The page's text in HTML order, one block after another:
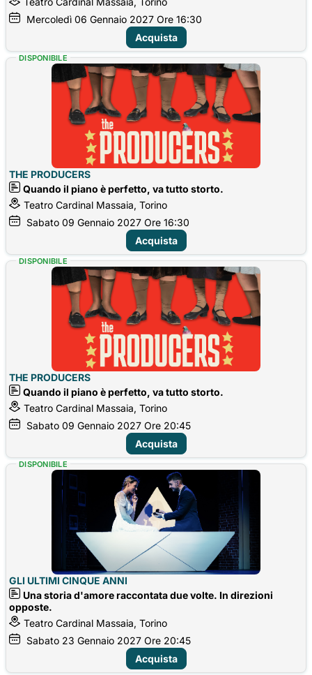
Mercoledì 06 Gennaio 2027 Ore 16:30
Acquista
THE PRODUCERS
Quando il piano è perfetto, va tutto storto.
Teatro Cardinal Massaia, Torino
Sabato 09 Gennaio 2027 Ore 16:30
DISPONIBILE
Acquista
THE PRODUCERS
Quando il piano è perfetto, va tutto storto.
Teatro Cardinal Massaia, Torino
Sabato 09 Gennaio 2027 Ore 20:45
DISPONIBILE
Acquista
GLI ULTIMI CINQUE ANNI
Una storia d'amore raccontata due volte. In direzioni
opposte.
Teatro Cardinal Massaia, Torino
Sabato 23 Gennaio 2027 Ore 20:45
DISPONIBILE
Acquista